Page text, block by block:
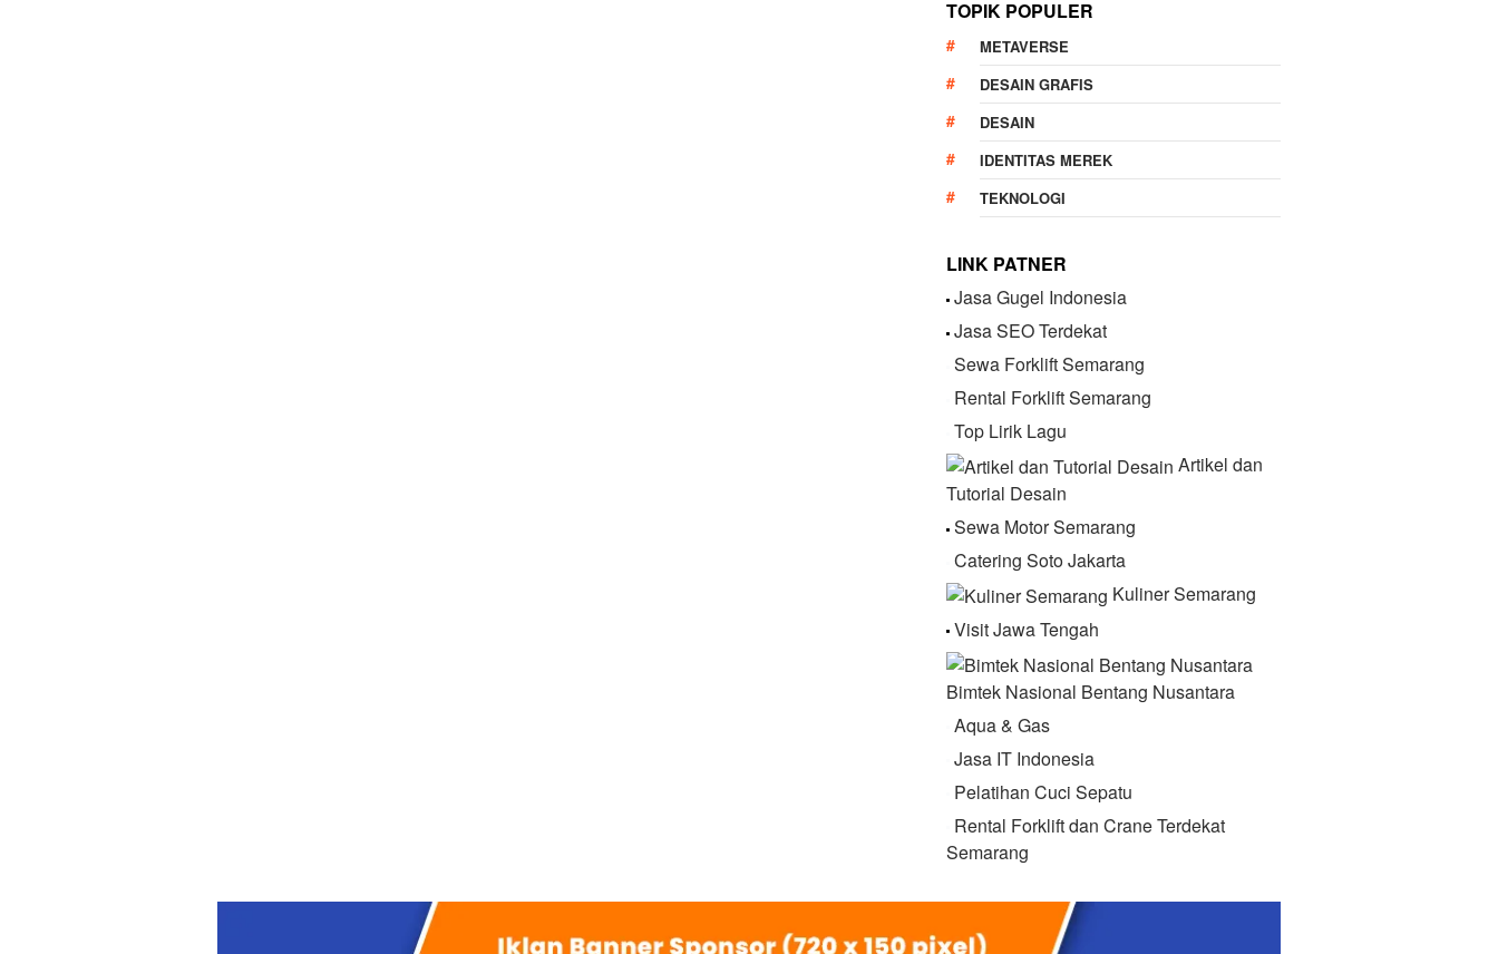
TOPIK POPULER
METAVERSE
DESAIN GRAFIS
DESAIN
IDENTITAS MEREK
TEKNOLOGI
LINK PATNER
Jasa Gugel Indonesia
Jasa SEO Terdekat
Sewa Forklift Semarang
Rental Forklift Semarang
Top Lirik Lagu
Artikel dan
Tutorial Desain
Sewa Motor Semarang
Catering Soto Jakarta
Kuliner Semarang
Visit Jawa Tengah
Bimtek Nasional Bentang Nusantara
Aqua & Gas
Jasa IT Indonesia
Pelatihan Cuci Sepatu
Rental Forklift dan Crane Terdekat
Semarang